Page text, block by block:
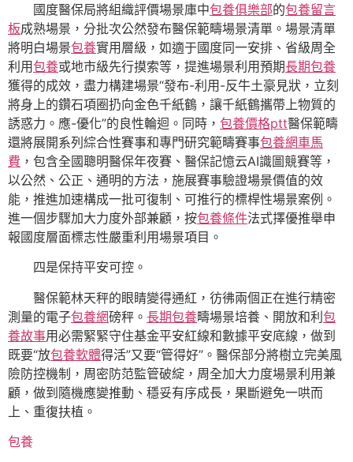
國度醫保局將組織評價場景庫中包養俱樂部的包養留言
板成熟場景，分批次公然發布醫保範疇場景清單。場景清單
將明白場景包養實用層級，如適于國度同一安排、省級周全
利用包養或地市級先行摸索等，提進場景利用預期長期包養
獲得的成效，盡力構建場景“發布-利用-反牛土豪見狀，立刻
將身上的鑽石項圈扔向金色千紙鶴，讓千紙鶴攜帶上物質的
誘惑力。應-優化”的良性輪迴。同時， 包養價格ptt醫保範疇
還將展開系列綜合性賽事和專門研究範疇賽事包養網車馬
費 ，包含全國聰明醫保年夜賽、醫保記憶云AI識圖競賽等，
以公然、公正、通明的方法，施展賽事驗證場景價值的效
能，推進加速構成一批可復制、可推行的標桿性場景案例。
進一個步驟加大力度外部兼顧，按包養條件法式擇優推舉申
報國度層面標志性嚴重利用場景項目。
四是保持平安可控。
醫保範林天秤的眼睛變得通紅，彷彿兩個正在進行精密
測量的電子包養網磅秤。 長期包養疇場景培養、開放和利包
養故事用必需緊緊守住基金平安紅線和數據平安底線，做到
既要“放包養軟體得活”又要“管得好”。醫保部分將樹立完美風
險防控機制，周密防范監管破綻，周全加大力度場景利用兼
顧，做到隨機應變推動、穩妥有序成長，果斷避免一哄而
上、重復扶植。
包養